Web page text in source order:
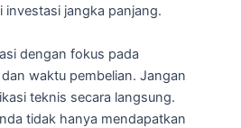
investasi jangka panjang.
dengan fokus pada
waktu pembelian. Jangan
teknis secara langsung.
tidak hanya mendapatkan